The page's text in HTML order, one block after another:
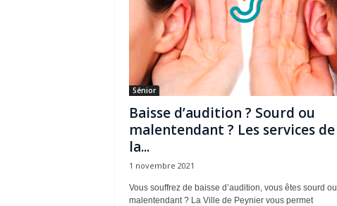
Sénior
Baisse d’audition ? Sourd ou
malentendant ? Les services de
la...
1 novembre 2021
Vous souffrez de baisse d’audition, vous êtes sourd ou
malentendant ? La Ville de Peynier vous permet